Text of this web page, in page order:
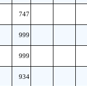
747
999
999
934